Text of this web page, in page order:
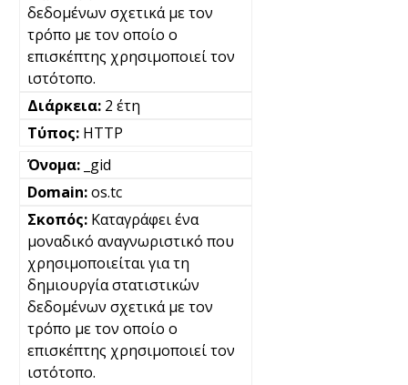
δεδομένων σχετικά με τον
τρόπο με τον οποίο ο
επισκέπτης χρησιμοποιεί τον
ιστότοπο.
2 έτη
HTTP
_gid
os.tc
Καταγράφει ένα
μοναδικό αναγνωριστικό που
χρησιμοποιείται για τη
δημιουργία στατιστικών
δεδομένων σχετικά με τον
τρόπο με τον οποίο ο
επισκέπτης χρησιμοποιεί τον
ιστότοπο.